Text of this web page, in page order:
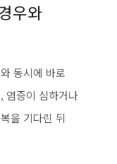
우와
동시에 바로
염증이 심하거나
을 기다린 뒤